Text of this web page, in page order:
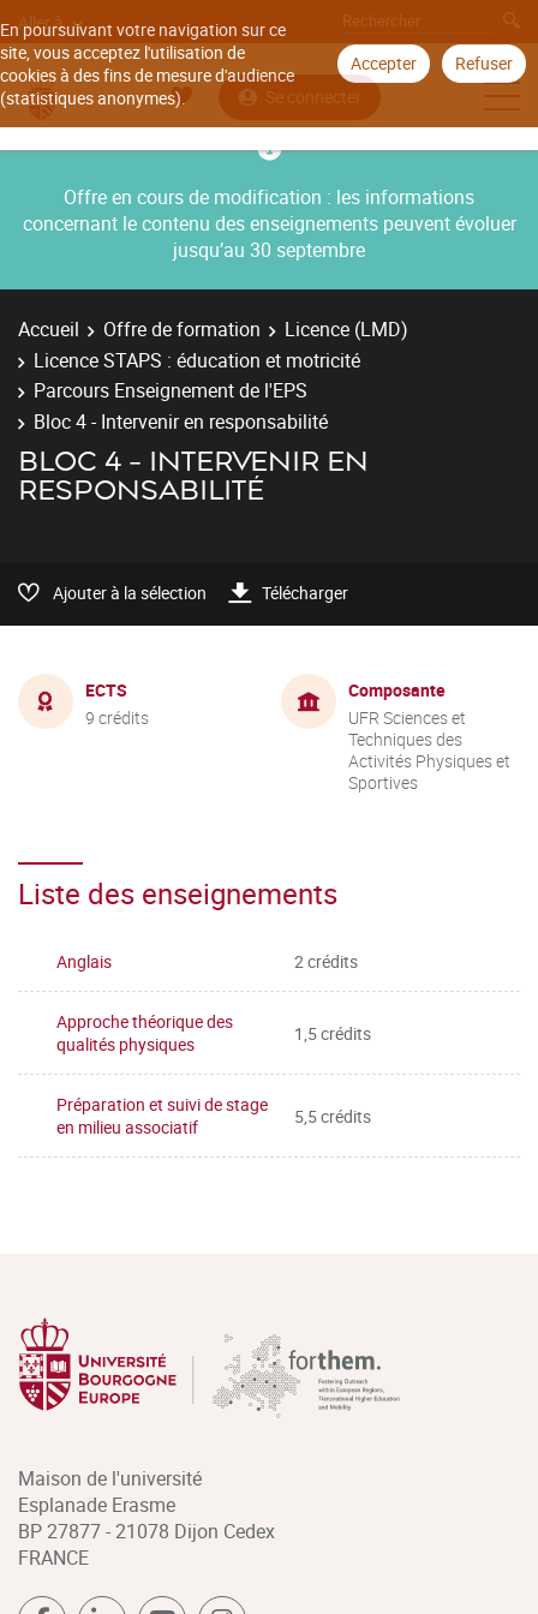
En poursuivant votre navigation sur ce
site, vous acceptez l'utilisation de
cookies à des fins de mesure d'audience
(statistiques anonymes).
Accepter Refuser
Aller à
Se connecter
Offre en cours de modification : les informations
concernant le contenu des enseignements peuvent évoluer
jusqu’au 30 septembre
Accueil Offre de formation
Licence (LMD)
Licence STAPS : éducation et motricité
Parcours Enseignement de l'EPS
Bloc 4 - Intervenir en responsabilité
BLOC 4 - INTERVENIR EN
RESPONSABILITÉ
Ajouter à la sélection Télécharger
ECTS
9 crédits
Composante
UFR Sciences et
Techniques des
Activités Physiques et
Sportives
Liste des enseignements
Anglais 2 crédits
Approche théorique des
qualités physiques
1,5 crédits
Préparation et suivi de stage
en milieu associatif
5,5 crédits
Maison de l'université
Esplanade Erasme
BP 27877 - 21078 Dijon Cedex
FRANCE